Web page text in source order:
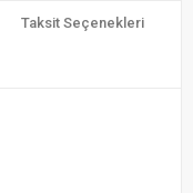
Taksit Seçenekleri